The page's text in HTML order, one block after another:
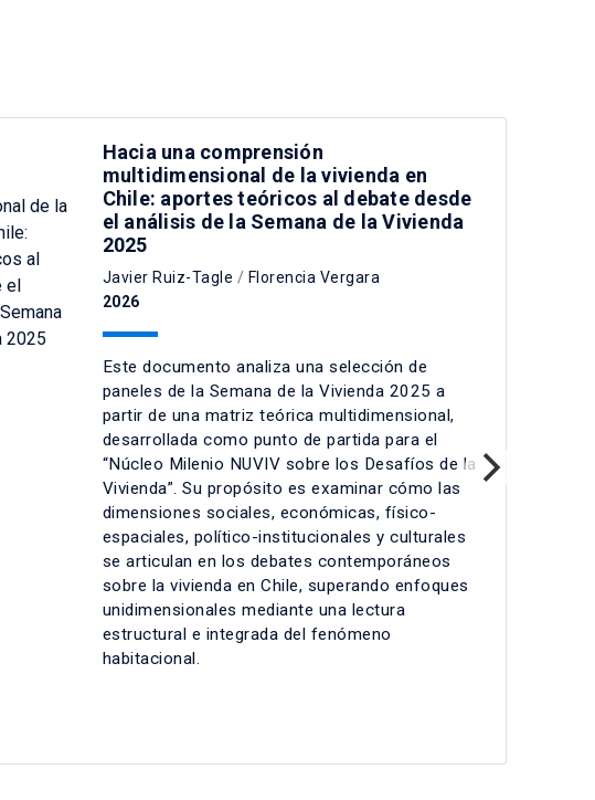
Hacia una comprensión
multidimensional de la vivienda en
Chile: aportes teóricos al debate desde
el análisis de la Semana de la Vivienda
2025
Javier Ruiz-Tagle / Florencia Vergara
2026
Este documento analiza una selección de
paneles de la Semana de la Vivienda 2025 a
partir de una matriz teórica multidimensional,
desarrollada como punto de partida para el
“Núcleo Milenio NUVIV sobre los Desafíos de la
Vivienda”. Su propósito es examinar cómo las
dimensiones sociales, económicas, físico-
espaciales, político-institucionales y culturales
se articulan en los debates contemporáneos
sobre la vivienda en Chile, superando enfoques
unidimensionales mediante una lectura
estructural e integrada del fenómeno
habitacional.